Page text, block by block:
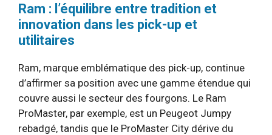
Ram : l’équilibre entre tradition et
innovation dans les pick-up et
utilitaires
Ram, marque emblématique des pick-up, continue
d’affirmer sa position avec une gamme étendue qui
couvre aussi le secteur des fourgons. Le Ram
ProMaster, par exemple, est un Peugeot Jumpy
rebadgé, tandis que le ProMaster City dérive du